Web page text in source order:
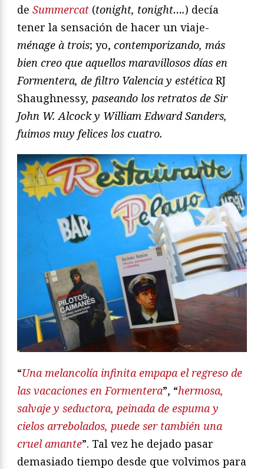
de Summercat (tonight, tonight….) decía
tener la sensación de hacer un viaje-
ménage à trois; yo, contemporizando, más
bien creo que aquellos maravillosos días en
Formentera, de filtro Valencia y estética RJ
Shaughnessy, paseando los retratos de Sir
John W. Alcock y William Edward Sanders,
fuimos muy felices los cuatro.
“Una melancolía infinita empapa el regreso de
las vacaciones en Formentera”, “hermosa,
salvaje y seductora, peinada de espuma y
cielos arrebolados, puede ser también una
cruel amante”. Tal vez he dejado pasar
demasiado tiempo desde que volvimos para